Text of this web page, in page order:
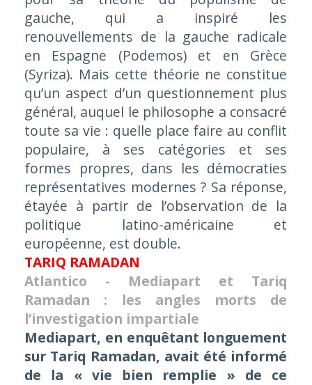
gauche, qui a inspiré les
renouvellements de la gauche radicale
en Espagne (Podemos) et en Grèce
(Syriza). Mais cette théorie ne constitue
qu’un aspect d’un questionnement plus
général, auquel le philosophe a consacré
toute sa vie : quelle place faire au conflit
populaire, à ses catégories et ses
formes propres, dans les démocraties
représentatives modernes ? Sa réponse,
étayée à partir de l’observation de la
politique latino-américaine et
européenne, est double.
TARIQ RAMADAN
Atlantico - Mediapart et Tariq
Ramadan : les angles morts de
l’investigation impartiale
Mediapart, en enquêtant longuement
sur Tariq Ramadan, avait été informé
de la « vie bien remplie » de ce